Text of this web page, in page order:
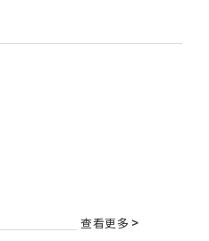
查看更多 >